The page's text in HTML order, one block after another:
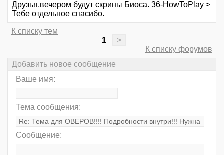
Друзья,вечером будут скрины Биоса. 36-HowToPlay >
Тебе отдельное спасибо.
К списку тем
1
>
К списку форумов
Добавить новое сообщение
Ваше имя:
Тема сообщения:
Сообщение: